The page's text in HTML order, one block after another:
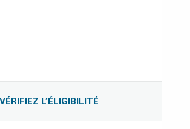
VÉRIFIEZ L’ÉLIGIBILITÉ